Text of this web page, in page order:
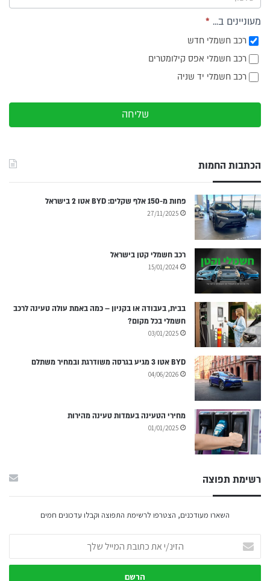
מעוניינים ב... *
רכב חשמלי חדש
רכב חשמלי אפס קילומטרים
רכב חשמלי יד שניה
שליחה
הכתבות החמות
פחות מ-150 אלף שקלים: BYD אטו 2 בישראל
27/11/2025
רכב חשמלי קטן בישראל
15/01/2024
בבית, בעבודה או בקניון – כמה באמת עולה טעינה לרכב
חשמלי בכל מקום?
03/01/2025
BYD אטו 3 מגיע בגרסה משודרגת ובמחיר משתלם
04/06/2026
מחירי הטעינה בעמדות טעינה מהירות
01/01/2025
רשימת תפוצה
השארו מעודכנים, הצטרפו לרשימת התפוצה וקבלו עדכונים חמים
את
כתובת